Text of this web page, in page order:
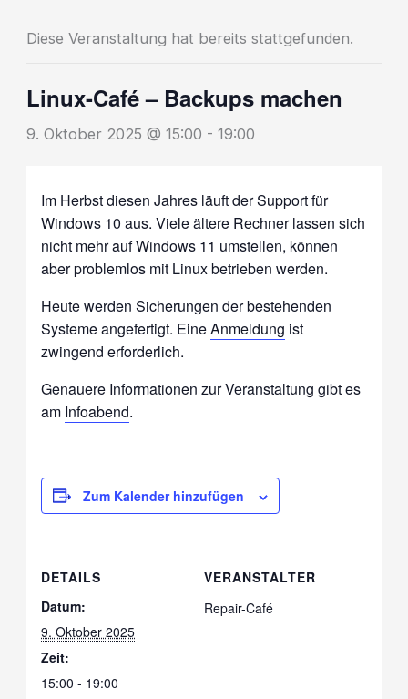
Diese Veranstaltung hat bereits stattgefunden.
Linux-Café – Backups machen
9. Oktober 2025 @ 15:00 - 19:00
Im Herbst diesen Jahres läuft der Support für
Windows 10 aus. Viele ältere Rechner lassen sich
nicht mehr auf Windows 11 umstellen, können
aber problemlos mit Linux betrieben werden.
Heute werden Sicherungen der bestehenden
Systeme angefertigt. EineAnmeldung ist
zwingend erforderlich.
Genauere Informationen zur Veranstaltung gibt es
am Infoabend.
Zum Kalender hinzufügen
DETAILS
Datum:
9. Oktober 2025
Zeit:
15:00 - 19:00
VERANSTALTER
Repair-Café